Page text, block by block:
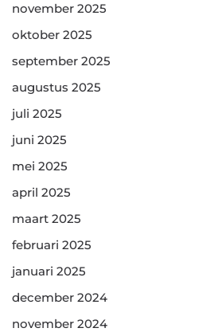
november 2025
oktober 2025
september 2025
augustus 2025
juli 2025
juni 2025
mei 2025
april 2025
maart 2025
februari 2025
januari 2025
december 2024
november 2024